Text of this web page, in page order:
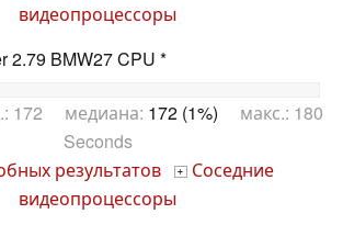
видеопроцессоры
2.79 BMW27 CPU *
172 медиана: 172 (1%) макс.: 180
Seconds
результатов + Соседние
видеопроцессоры